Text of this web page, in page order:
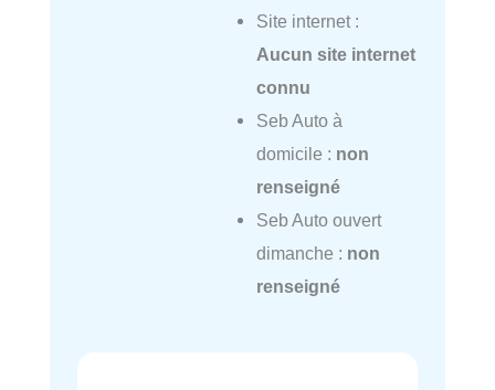
Site internet :
Aucun site internet
connu
Seb Auto à
domicile : non
renseigné
Seb Auto ouvert
dimanche : non
renseigné